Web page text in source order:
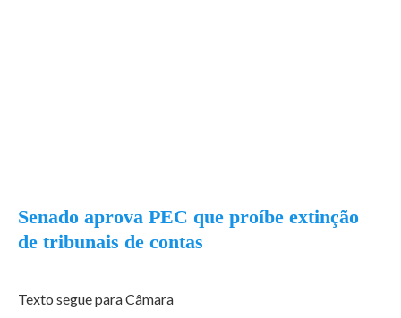
Senado aprova PEC que proíbe extinção
de tribunais de contas
Texto segue para Câmara